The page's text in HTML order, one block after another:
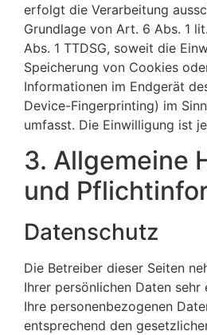
erfolgt die Verarbeitung
Grundlage von Art. 6 Abs. 1
Abs. 1 TTDSG, soweit die
Speicherung von Cookies
Informationen im Endgerät
Device-Fingerprinting) im
umfasst. Die Einwilligung ist
3. Allgemeine
und
Datenschutz
Die Betreiber dieser Seiten
Ihrer persönlichen Daten sehr
Ihre personenbezogenen
entsprechend den